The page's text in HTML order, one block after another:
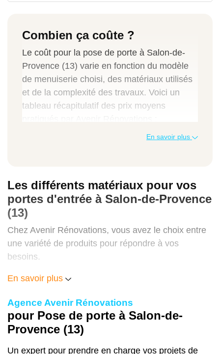
Combien ça coûte ?
Le coût pour la pose de porte à Salon-de-
Provence (13) varie en fonction du modèle
de menuiserie choisi, des matériaux utilisés
et de la complexité des travaux. Voici un
tableau récapitulatif des prix moyens
Porte à galandage
En savoir plus
Les différents matériaux pour vos
portes d'entrée à Salon-de-Provence
(13)
Chez Avenir Rénovations, vous avez le choix entre
une variété de produits pour répondre à vos
besoins.
Portes d'entrée en aluminium
solidité. Lesportes d'entrée en aluminium
conviennent parfaitement pour les climats humides.
L'aluminium permet d'avoir une grande variété de
designs et de finitions. Chez Avenir Rénovations, le
En savoir plus
Agence Avenir Rénovations
pour Pose de porte à Salon-de-
Provence (13)
Un expert pour prendre en charge vos projets de